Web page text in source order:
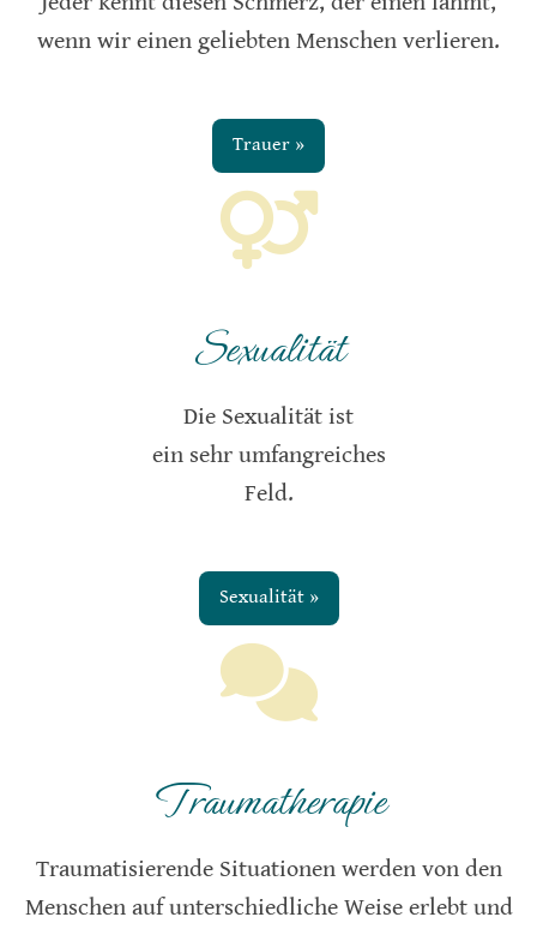
wenn wir einen geliebten Menschen verlieren.
Trauer »
Sexualität
Die Sexualität ist
ein sehr umfangreiches
Feld.
Sexualität »
Traumatherapie
Traumatisierende Situationen werden von den
Menschen auf unterschiedliche Weise erlebt und